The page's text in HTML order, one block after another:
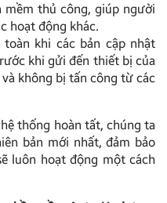
mềm thủ công, giúp người
hoạt động khác.
khi các bản cập nhật
khi gửi đến thiết bị của
không bị tấn công từ các
thống hoàn tất, chúng ta
bản mới nhất, đảm bảo
luôn hoạt động một cách